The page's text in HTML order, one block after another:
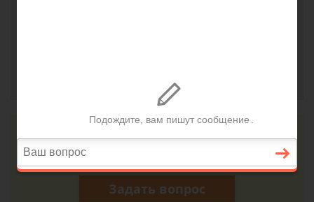
Консультация юриста онлайн
Ответ на сайте в течении 15 минут
Задать вопрос